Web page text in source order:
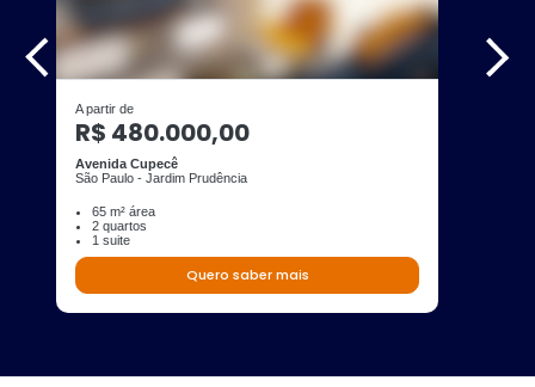
A partir de
R$ 480.000,00
Avenida Cupecê
São Paulo - Jardim Prudência
65 m² área
2 quartos
1 suite
Quero saber mais